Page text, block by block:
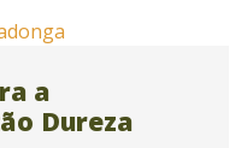
a
Dureza